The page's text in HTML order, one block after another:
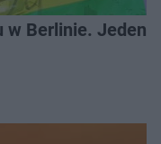
w Berlinie. Jeden